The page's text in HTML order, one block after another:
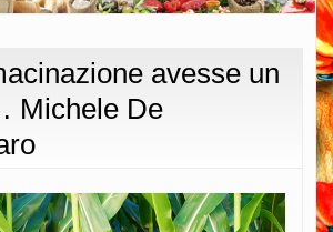
avesse un
Michele De